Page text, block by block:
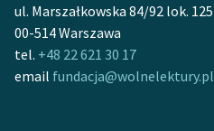
Ręce pełne poezji
Kolekcje edukacyjne
twórców przechodzących
ul. Marszałkowska 84/92 lok. 125
00-514 Warszawa
tel. +48 22 621 30 17
email fundacja@wolnelektury.pl